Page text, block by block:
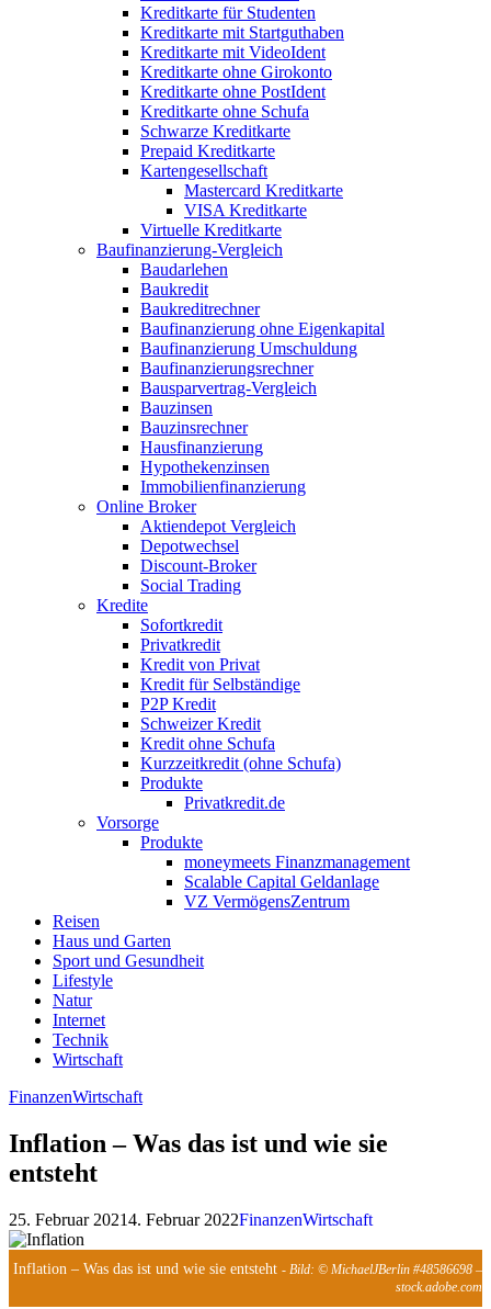
Kreditkarte für Studenten
Kreditkarte mit Startguthaben
Kreditkarte mit VideoIdent
Kreditkarte ohne Girokonto
Kreditkarte ohne PostIdent
Kreditkarte ohne Schufa
Schwarze Kreditkarte
Prepaid Kreditkarte
Kartengesellschaft
Mastercard Kreditkarte
VISA Kreditkarte
Virtuelle Kreditkarte
Baufinanzierung-Vergleich
Baudarlehen
Baukredit
Baukreditrechner
Baufinanzierung ohne Eigenkapital
Baufinanzierung Umschuldung
Baufinanzierungsrechner
Bausparvertrag-Vergleich
Bauzinsen
Bauzinsrechner
Hausfinanzierung
Hypothekenzinsen
Immobilienfinanzierung
Online Broker
Aktiendepot Vergleich
Depotwechsel
Discount-Broker
Social Trading
Kredite
Sofortkredit
Privatkredit
Kredit von Privat
Kredit für Selbständige
P2P Kredit
Schweizer Kredit
Kredit ohne Schufa
Kurzzeitkredit (ohne Schufa)
Produkte
Privatkredit.de
Vorsorge
Produkte
moneymeets Finanzmanagement
Scalable Capital Geldanlage
VZ VermögensZentrum
Reisen
Haus und Garten
Sport und Gesundheit
Lifestyle
Natur
Internet
Technik
Wirtschaft
FinanzenWirtschaft
Inflation – Was das ist und wie sie
entsteht
25. Februar 20214. Februar 2022FinanzenWirtschaft
Inflation – Was das ist und wie sie entsteht - Bild: © MichaelJBerlin #48586698 –
stock.adobe.com